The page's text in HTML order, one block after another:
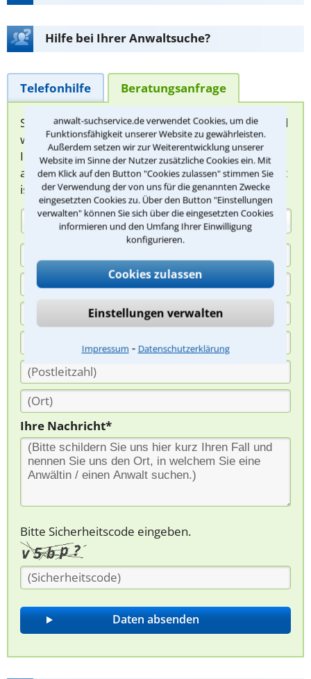
anwalt-suchservice.de verwendet Cookies, um die
Funktionsfähigkeit unserer Website zu gewährleisten.
Außerdem setzen wir zur Weiterentwicklung unserer
Website im Sinne der Nutzer zusätzliche Cookies ein. Mit
dem Klick auf den Button "Cookies zulassen" stimmen Sie
der Verwendung der von uns für die genannten Zwecke
eingesetzten Cookies zu. Über den Button "Einstellungen
verwalten" können Sie sich über die eingesetzten Cookies
informieren und den Umfang Ihrer Einwilligung
konfigurieren.
Cookies zulassen
Einstellungen verwalten
Impressum ⁃ Datenschutzerklärung
Hilfe bei Ihrer Anwaltsuche?
Telefonhilfe Beratungsanfrage
Sie können hier Ihren Fall schildern. Anschließend
werden sich spezialisierte Rechtsanwälte bei
Ihnen melden, um das weitere Vorgehen
abzuklären. Die Rückmeldung durch einen Anwalt
ist für Sie kostenlos.
(Anrede)
Ihre Nachricht*
Bitte Sicherheitscode eingeben.